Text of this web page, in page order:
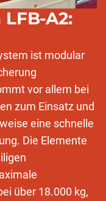
A2:
ist modular
vor allem bei
zum Einsatz und
eine schnelle
Die Elemente
über 18.000 kg,